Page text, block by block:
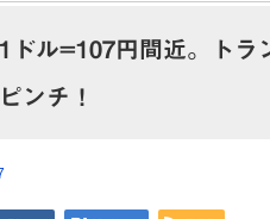
2億ウォン（約2...
・
1ドル=107円間近。ト
ンチ！